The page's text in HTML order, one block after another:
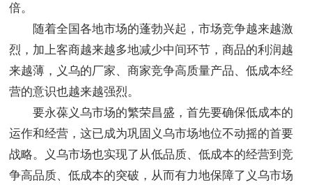
倍。
随着全国各地市场的蓬勃兴起，市场竞争越来越激
烈，加上客商越来越多地减少中间环节，商品的利润越
来越薄，义乌的厂家、商家竞争高质量产品、低成本经
营的意识也越来越强烈。
要永葆义乌市场的繁荣昌盛，首先要确保低成本的
运作和经营，这已成为巩固义乌市场地位不动摇的首要
战略。义乌市场也实现了从低品质、低成本的经营到竞
争高品质、低成本的突破，从而有力地保障了义乌市场